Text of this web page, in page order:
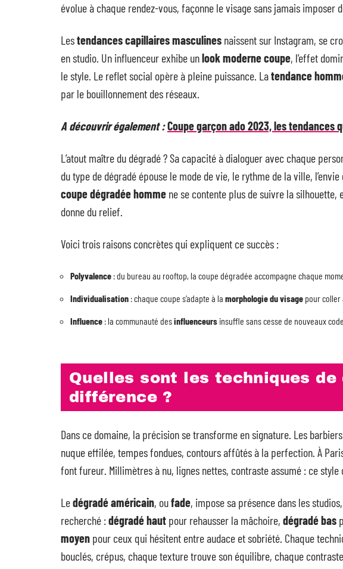
évolue à chaque rendez-vous, façonne le visage sans jamais imposer
Lestendances capillaires masculines naissent sur Instagram, se
en studio. Un influenceur exhibe unlook moderne coupe, l’effet
le style. Le reflet social opère à pleine puissance. Latendance
par le bouillonnement des réseaux.
A découvrir également :Coupe garçon ado 2023, les tendances
L’atout maître du dégradé ? Sa capacité à dialoguer avec chaque
du type de dégradé épouse le mode de vie, le rythme de la ville,
coupe dégradée homme ne se contente plus de suivre la
donne du relief.
Voici trois raisons concrètes qui expliquent ce succès :
Polyvalence : du bureau au rooftop, la coupe dégradée accompagne chaque
Individualisation : chaque coupe s’adapte à la morphologie du visage pour coller
Influence : la communauté desinfluenceurs insuffle sans cesse de nouveaux
Quelles sont les techniques
différence ?
Dans ce domaine, la précision se transforme en signature. Les
nuque effilée, tempes fondues, contours affûtés à la perfection. À
font fureur. Millimètres à nu, lignes nettes, contraste assumé : ce
Ledégradé américain, oufade, impose sa présence dans les
recherché :dégradé haut pour rehausser la mâchoire, dégradé bas
moyen pour ceux qui hésitent entre audace et sobriété. Chaque
bouclés, crépus, chaque texture trouve son équilibre, chaque